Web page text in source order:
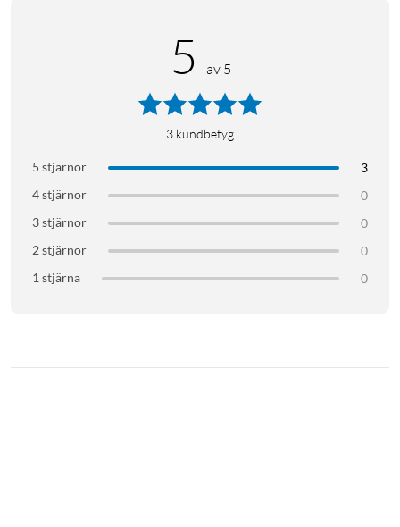
5 av 5
3 kundbetyg
5 stjärnor
3
4 stjärnor
0
3 stjärnor
0
2 stjärnor
0
1 stjärna
0